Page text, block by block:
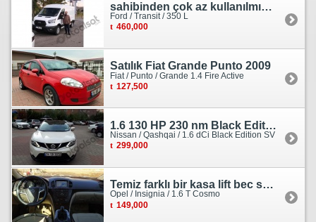
sahibinden çok az kullanılmış orjinal ford transit
Ford / Transit / 350 L
460,000
Satılık Fiat Grande Punto 2009
Fiat / Punto / Grande 1.4 Fire Active
127,500
1.6 130 HP 230 nm Black Edition servis bakımlı
Nissan / Qashqai / 1.6 dCi Black Edition SV
299,000
Temiz farklı bir kasa lift bec sedan görünümlü heçbek
Opel / Insignia / 1.6 T Cosmo
149,000